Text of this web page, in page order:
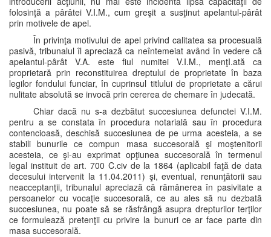
folosinţă a pârâtei V.I.M., cum greşit a susţinut apelantul-pârât
prin motivele de apel.
În privinţa motivului de apel privind calitatea sa procesuală
pasivă, tribunalul îl apreciază ca neîntemeiat având în vedere că
apelantul-pârât V.A. este fiul numitei V.I.M., menţI.ată ca
proprietară prin reconstituirea dreptului de proprietate în baza
legilor fondului funciar, în cuprinsul titlului de proprietate a cărui
nulitate absolută se invocă prin cererea de chemare în judecată.
Chiar dacă nu s-a dezbătut succesiunea defunctei V.I.M.
pentru a se constata în procedura notarială sau în procedura
contencioasă, deschisă succesiunea de pe urma acesteia, a se
stabili bunurile ce compun masa succesorală şi moştenitorii
acesteia, ce şi-au exprimat opţiunea succesorală în termenul
legal instituit de art. 700 C.civ de la 1864 (aplicabil faţă de data
decesului intervenit la 11.04.2011) şi, eventual, renunţătorii sau
neacceptanţii, tribunalul apreciază că rămânerea în pasivitate a
persoanelor cu vocaţie succesorală, ce au ales să nu dezbată
succesiunea, nu poate să se răsfrângă asupra drepturilor terţilor
ce formulează pretenţii cu privire la bunuri ce ar face parte din
masa succesorală.